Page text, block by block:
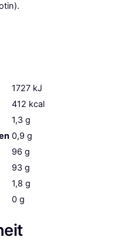
1727 kJ
412 kcal
1,3 g
0,9 g
96 g
93 g
1,8 g
0 g